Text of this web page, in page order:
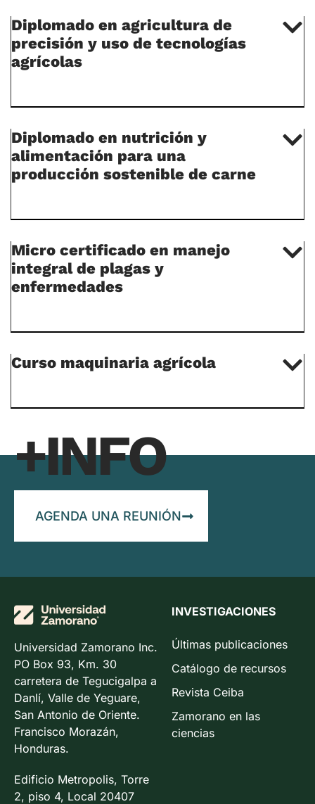
Diplomado en agricultura de
precisión y uso de tecnologías
agrícolas
Diplomado en nutrición y
alimentación para una
producción sostenible de carne
Micro certificado en manejo
integral de plagas y
enfermedades
Curso maquinaria agrícola
+INFO
AGENDA UNA REUNIÓN
Universidad Zamorano Inc.
PO Box 93, Km. 30
carretera de Tegucigalpa a
Danlí, Valle de Yeguare,
San Antonio de Oriente.
Francisco Morazán,
Honduras.
Edificio Metropolis, Torre
2, piso 4, Local 20407
INVESTIGACIONES
Últimas publicaciones
Catálogo de recursos
Revista Ceiba
Zamorano en las
ciencias